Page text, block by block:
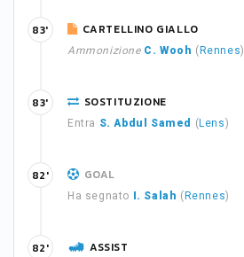
CARTELLINO GIALLO
Ammonizione C. Wooh ( Rennes)
83'
SOSTITUZIONE
Entra S. Abdul Samed ( Lens)
83'
GOAL
Ha segnato I. Salah ( Rennes)
82'
ASSIST
82'